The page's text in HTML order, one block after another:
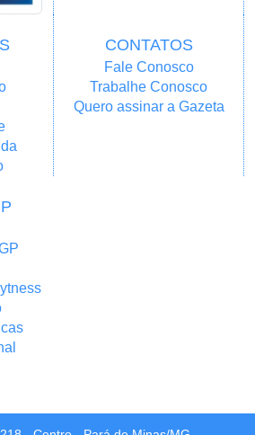
CONTATOS
Fale Conosco
Trabalhe Conosco
Quero assinar a Gazeta